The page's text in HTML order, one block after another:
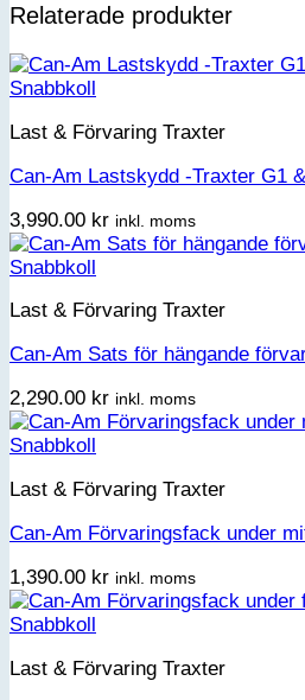
Relaterade produkter
Snabbkoll
Last & Förvaring Traxter
Can-Am Lastskydd -Traxter G1
3,990.00 kr inkl. moms
Snabbkoll
Last & Förvaring Traxter
Can-Am Sats för hängande
2,290.00 kr inkl. moms
Snabbkoll
Last & Förvaring Traxter
Can-Am Förvaringsfack under
1,390.00 kr inkl. moms
Snabbkoll
Last & Förvaring Traxter